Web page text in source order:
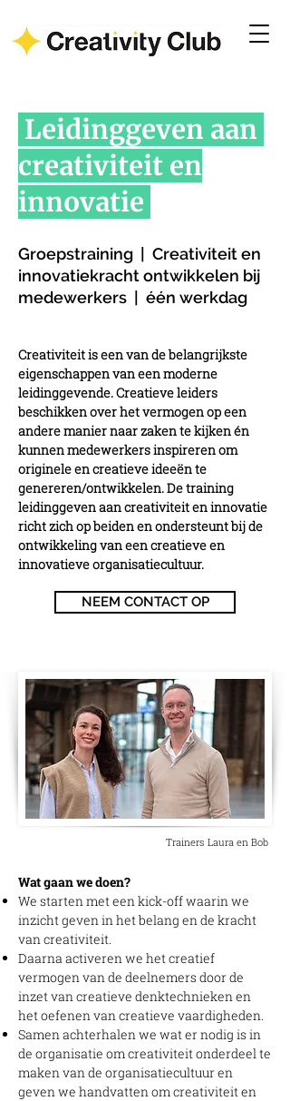
Leidinggeven aan
creativiteit en
innovatie
Groepstraining | Creativiteit en
innovatiekracht ontwikkelen bij
medewerkers | één werkdag
Creativiteit is een van de belangrijkste
eigenschappen van een moderne
leidinggevende.Creatieve leiders
beschikken over het vermogen op een
andere manier naar zaken te kijken én
kunnen medewerkers inspireren om
originele en creatieve ideeën te
genereren/ontwikkelen. De training
leidinggeven aan creativiteit en innovatie
richt zich op beiden en ondersteunt bij de
ontwikkeling van een creatieve en
innovatieve organisatiecultuur.
NEEM CONTACT OP
Trainers Laura en Bob
Wat gaan we doen?
We starten met een kick-off waarin we
inzicht geven in het belang en de kracht
van creativiteit.
Daarna activeren we het creatief
vermogen van de deelnemers door de
inzet van creatieve denktechnieken en
het oefenen van creatieve vaardigheden.
Samen achterhalen we wat er nodig is in
de organisatie om creativiteit onderdeel te
maken van de organisatiecultuur en
geven we handvatten om creativiteit en